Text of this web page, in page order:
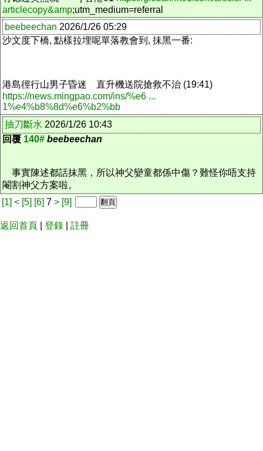
articlecopy&amp;utm_medium=referral
beebeechan 2026/1/26 05:29
沙文度下橋, 點樣拉埋呢單落教會到, 抺黑一番:
港島徑行山男子昏迷 直升機送院搶救不治 (19:41)
https://news.mingpao.com/ins/%e6 ...
1%e4%b8%8d%e6%b2%bb
抽刀斷水 2026/1/26 10:43
回覆 140# beebeechan
事實陳述都話抹黑，所以神父孌童都係中傷？難怪你唔支持
閹割神父方案啦。
[1] < [5] [6] 7 > [9]
返回首頁 登錄 註冊